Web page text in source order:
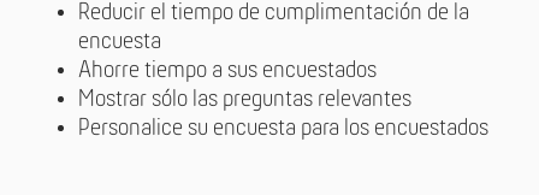
Reducir el tiempo de cumplimentación de la
encuesta
Ahorre tiempo a sus encuestados
Mostrar sólo las preguntas relevantes
Personalice su encuesta para los encuestados